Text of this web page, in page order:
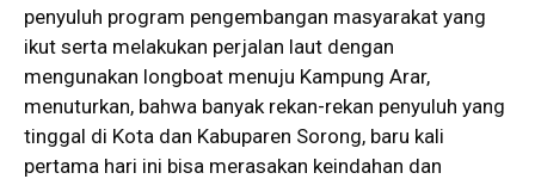
penyuluh program pengembangan masyarakat yang
ikut serta melakukan perjalan laut dengan
mengunakan longboat menuju Kampung Arar,
menuturkan, bahwa banyak rekan-rekan penyuluh yang
tinggal di Kota dan Kabuparen Sorong, baru kali
pertama hari ini bisa merasakan keindahan dan